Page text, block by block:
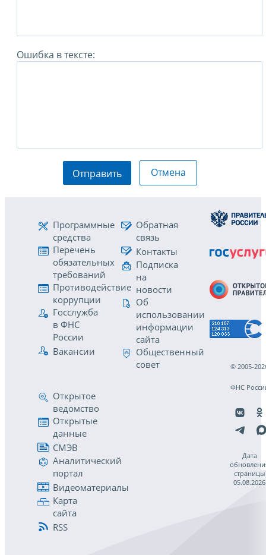
Ошибка в тексте:
Отправить Отмена
Программные
средства
Перечень
обязательных
требований
Противодействие
коррупции
Госслужба
в ФНС
России
Вакансии
Обратная
связь
Контакты
Подписка
на
новости
Об
использовании
информации
сайта
Общественный
совет
Открытое
ведомство
Открытые
данные
СМЭВ
Аналитический
портал
Видеоматериалы
Карта
сайта
RSS
© 2005-
ФНС
Дата
страницы
05.08.2026